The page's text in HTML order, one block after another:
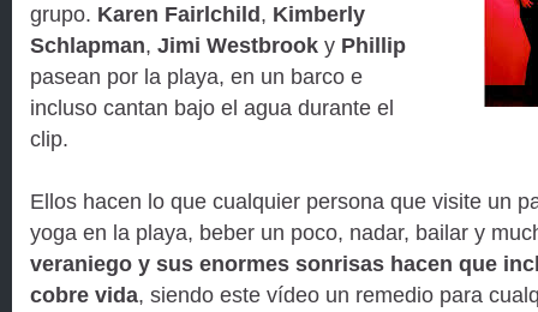
grupo. Karen Fairlchild, Kimberly
Schlapman, Jimi Westbrook y Phillip
pasean por la playa, en un barco e
incluso cantan bajo el agua durante el
clip.
Ellos hacen lo que cualquier persona que visite un
yoga en la playa, beber un poco, nadar, bailar y
veraniego y sus enormes sonrisas hacen que
cobre vida, siendo este vídeo un remedio para